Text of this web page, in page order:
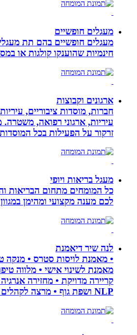
מעגלים חופשיים
מעגלים חופשיים בהם תת מעגלים
חינמיות שהוענקו קולגות או במסגרת
ארגונים וקבוצות
חברות, מוסדות ציבוריים, עיריות,
עיריות, ארגוני רפואה, משטרה.
זרקור על הפעילות בכל המוסדות
מעגל בריאות ויופי
כל המומחים מתחום הבריאות
לכם מענה מקצועי ומהימן במגוון
לנה שיר דיאמנת
• מאמנת לויסות סטרס • מנקה
מאמנת לשינוי אישי • מלווה טיפולי
קריירה מדויקת • מחזירה אנרגיה